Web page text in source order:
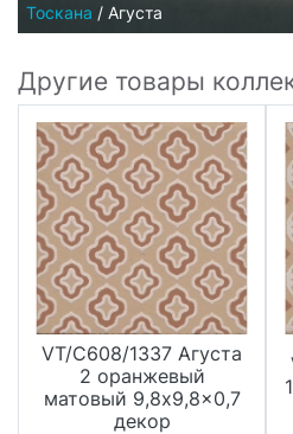
Тоскана / Агуста
Другие товары
VT/C608/1337 Агуста
2 оранжевый
матовый 9,8x9,8x0,7
декор